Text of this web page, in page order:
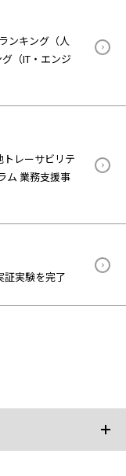
ンキング（人
（IT・エンジ
レーサビリテ
ム 業務支援事
証実験を完了